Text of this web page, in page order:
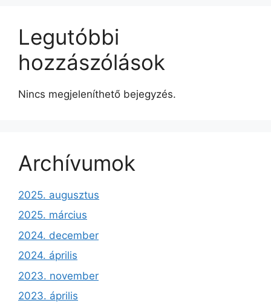
Legutóbbi
hozzászólások
Nincs megjeleníthető bejegyzés.
Archívumok
2025. augusztus
2025. március
2024. december
2024. április
2023. november
2023. április